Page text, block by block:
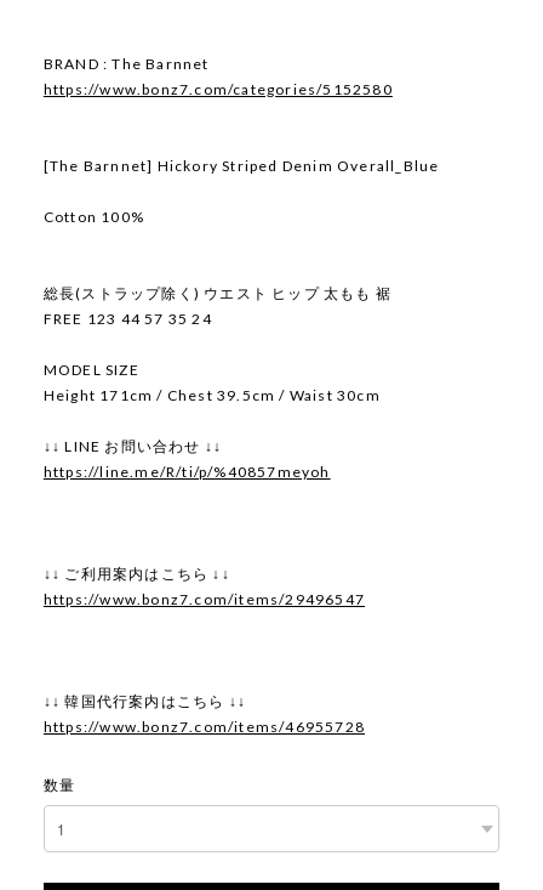
BRAND : The Barnnet
https://www.bonz7.com/categories/5152580
[The Barnnet] Hickory Striped Denim Overall_Blue
Cotton 100%
総長(ストラップ除く) ウエスト ヒップ 太もも 裾
FREE 123 44 57 35 24
MODEL SIZE
Height 171cm / Chest 39.5cm / Waist 30cm
↓↓ LINE お問い合わせ ↓↓
https://line.me/R/ti/p/%40857meyoh
↓↓ ご利用案内はこちら ↓↓
https://www.bonz7.com/items/29496547
↓↓ 韓国代行案内はこちら ↓↓
https://www.bonz7.com/items/46955728
数量